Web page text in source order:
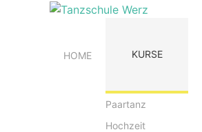
HOME KURSE
Paartanz
Hochzeit